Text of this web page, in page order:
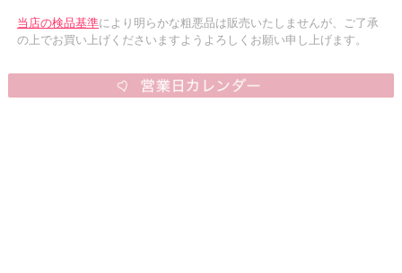
当店の検品基準により明らかな粗悪品は販売いたしませんが、ご了承
の上でお買い上げくださいますようよろしくお願い申し上げます。